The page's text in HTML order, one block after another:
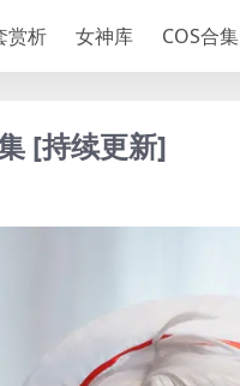
赏析 女神库 COS合集
[持续更新]